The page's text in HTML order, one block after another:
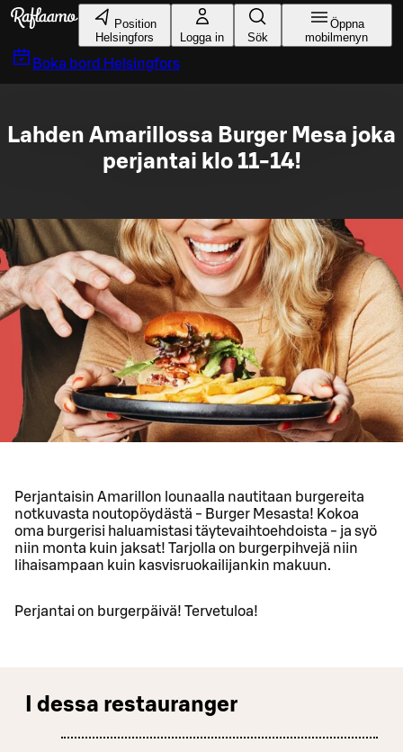
Gå till huvudinnehållet
Position
Helsingfors
Logga in Sök
Öppna
mobilmenyn
Boka bord Helsingfors
Lahden Amarillossa Burger Mesa joka
perjantai klo 11-14!
Perjantaisin Amarillon lounaalla nautitaan burgereita
notkuvasta noutopöydästä - Burger Mesasta! Kokoa
oma burgerisi haluamistasi täytevaihtoehdoista - ja syö
niin monta kuin jaksat! Tarjolla on burgerpihvejä niin
lihaisampaan kuin kasvisruokailijankin makuun.
Perjantai on burgerpäivä! Tervetuloa!
I dessa restauranger